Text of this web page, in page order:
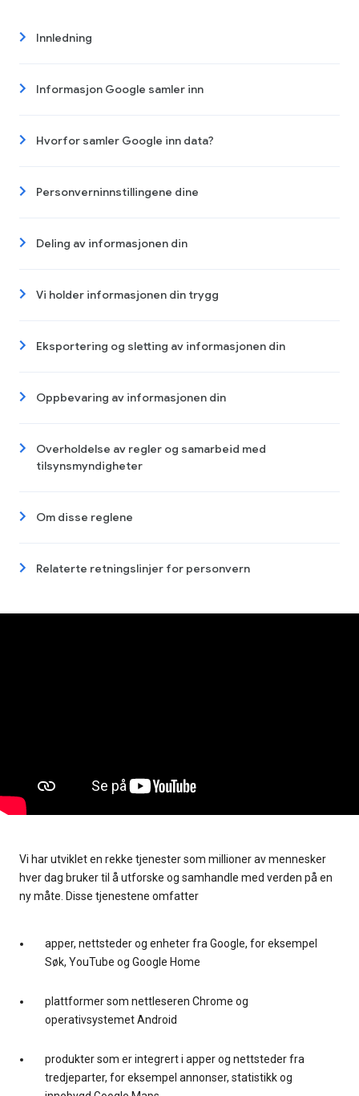
Innledning
Informasjon Google samler inn
Hvorfor samler Google inn data?
Personverninnstillingene dine
Deling av informasjonen din
Vi holder informasjonen din trygg
Eksportering og sletting av informasjonen din
Oppbevaring av informasjonen din
Overholdelse av regler og samarbeid med
tilsynsmyndigheter
Om disse reglene
Relaterte retningslinjer for personvern
Vi har utviklet en rekke tjenester som millioner av mennesker
hver dag bruker til å utforske og samhandle med verden på en
ny måte. Disse tjenestene omfatter
apper, nettsteder og enheter fra Google, for eksempel
Søk, YouTube og Google Home
plattformer som nettleseren Chrome og
operativsystemet Android
produkter som er integrert i apper og nettsteder fra
tredjeparter, for eksempel annonser, statistikk og